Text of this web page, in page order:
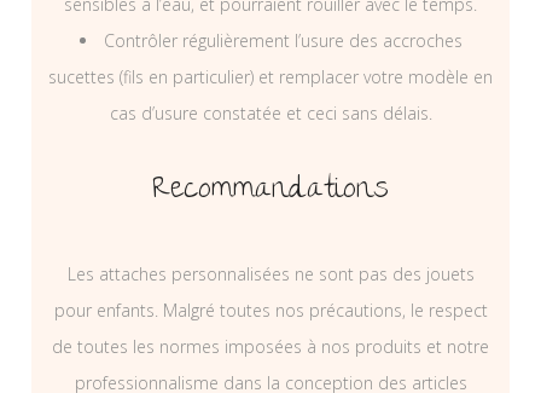
Contrôler régulièrement l’usure des accroches
sucettes (fils en particulier) et remplacer votre modèle en
cas d’usure constatée et ceci sans délais.
Recommandations
Les attaches personnalisées ne sont pas des jouets
pour enfants. Malgré toutes nos précautions, le respect
de toutes les normes imposées à nos produits et notre
professionnalisme dans la conception des articles